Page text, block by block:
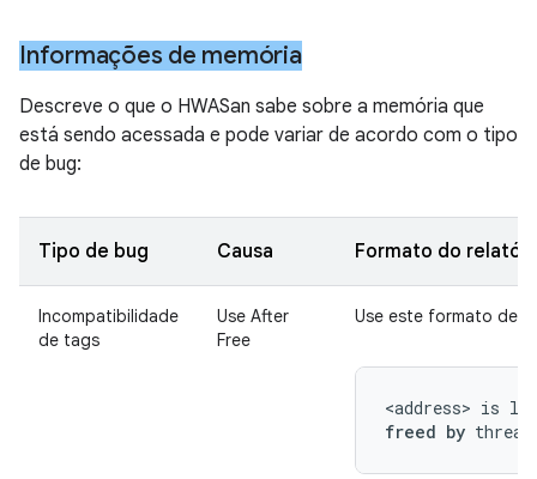
Informações de memória
Descreve o que o HWASan sabe sobre a memória que
está sendo acessada e pode variar de acordo com o tipo
de bug:
Tipo de bug Causa Formato do
Incompatibilidade
de tags
Use After
Free
Use este formato de
<address> is
freed by